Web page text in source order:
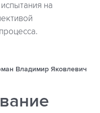
на
Владимир Яковлевич